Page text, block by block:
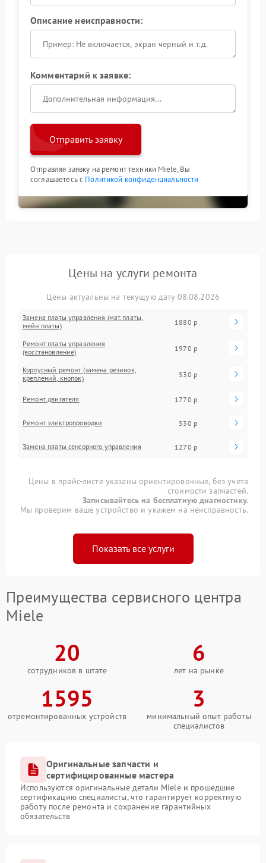
Описание неисправности:
Комментарий к заявке:
Отправить заявку
Отправляя заявку на ремонт техники Miele, Вы
соглашаетесь с Политикой конфиденциальности
Цены на услуги ремонта
Цены актуальны на текущую дату 08.08.2026
Замена платы управления (мат.платы,
мейн платы)
1880 р
Ремонт платы управления
(восстановление)
1970 р
Корпусный ремонт (замена резинок,
креплений, кнопок)
530 р
Ремонт двигателя 1770 р
Ремонт электропроводки 530 р
Замена платы сенсорного управления 1270 р
Цены в прайс-листе указаны ориентировочные, без учета
стоимости запчастей.
Записывайтесь на бесплатную диагностику.
Мы проверим ваше устройство и укажем на неисправность.
Показать все услуги
Преимущества сервисного центра
Miele
20
сотрудников в штате
6
лет на рынке
1595
отремонтированных устройств
3
минимальный опыт работы
специалистов
Оригинальные запчасти и
сертифицированные мастера
Используются оригинальные детали Miele и прошедшие
сертификацию специалисты, что гарантирует корректную
работу после ремонта и сохранение гарантийных
обязательств